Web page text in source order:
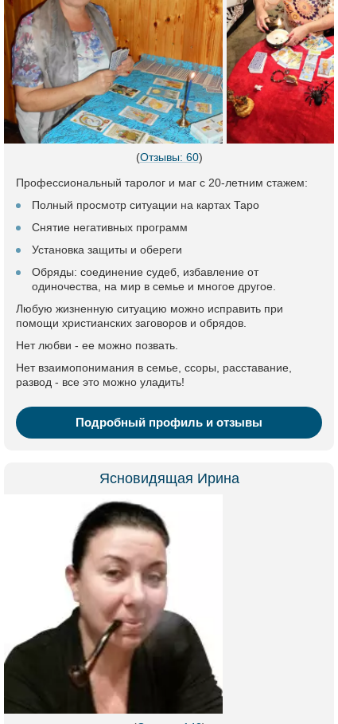
(Отзывы: 60)
Профессиональный таролог и маг с 20-летним стажем:
Полный просмотр ситуации на картах Таро
Снятие негативных программ
Установка защиты и обереги
Обряды: соединение судеб, избавление от
одиночества, на мир в семье и многое другое.
Любую жизненную ситуацию можно исправить при
помощи христианских заговоров и обрядов.
Нет любви - ее можно позвать.
Нет взаимопонимания в семье, ссоры, расставание,
развод - все это можно уладить!
Подробный профиль и отзывы
Ясновидящая Ирина